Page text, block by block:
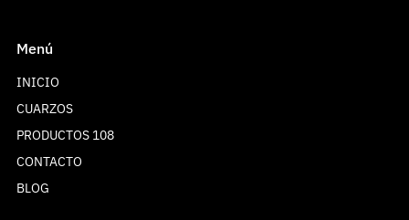
Menú
INICIO
CUARZOS
PRODUCTOS 108
CONTACTO
BLOG